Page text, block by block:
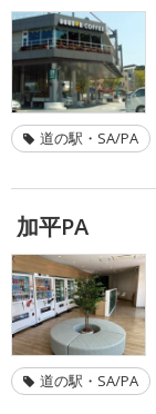
道の駅・SA/PA
加平PA
道の駅・SA/PA